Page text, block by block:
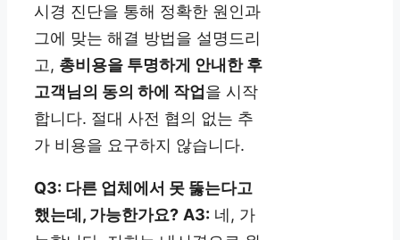
시경 진단을 통해 정확한 원인과
그에 맞는 해결 방법을 설명드리
고, 총비용을 투명하게 안내한 후
고객님의 동의 하에 작업을 시작
합니다. 절대 사전 협의 없는 추
가 비용을 요구하지 않습니다.
Q3: 다른 업체에서 못 뚫는다고
했는데, 가능한가요? A3: 네, 가